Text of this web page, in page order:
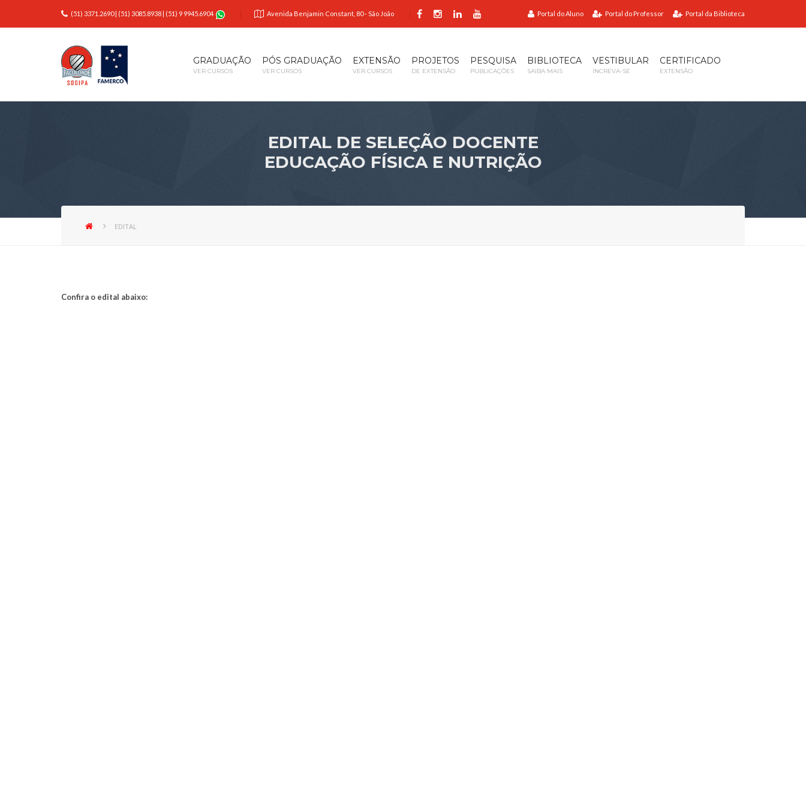
(51) 3371.2690| (51) 3085.8938 | (51) 9 9945.6904 Avenida Benjamin Constant, 80 - São João Portal do Aluno Portal do Professor Portal da Biblioteca
GRADUAÇÃO
VER CURSOS
PÓS GRADUAÇÃO
VER CURSOS
EXTENSÃO
VER CURSOS
PROJETOS
DE EXTENSÃO
PESQUISA
PUBLICAÇÕES
BIBLIOTECA
SAIBA MAIS
VESTIBULAR
INCREVA-SE
CERTIFICADO
EXTENSÃO
EDITAL DE SELEÇÃO DOCENTE
EDUCAÇÃO FÍSICA E NUTRIÇÃO
EDITAL
Confira o edital abaixo: